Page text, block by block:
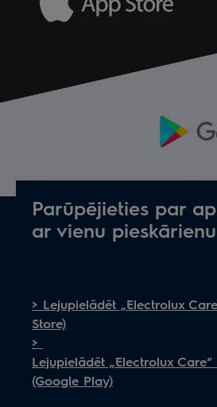
Parūpējieties par
ar vienu pieskārienu
> Lejupielādēt „Electrolux
Store)
>
Lejupielādēt „Electrolux
(Google Play)